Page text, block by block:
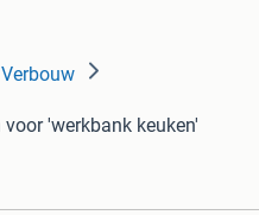
voor 'werkbank keuken'